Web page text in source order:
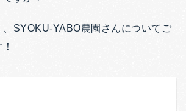
SYOKU-YABO農園さんについてご